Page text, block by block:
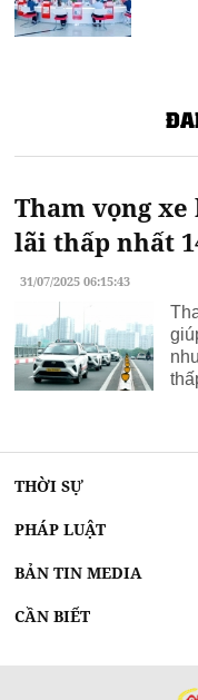
Tham vọng
lãi thấp nhất
31/07/2025 06:15:43
THỜI SỰ
PHÁP LUẬT
BẢN TIN MEDIA
CẦN BIẾT